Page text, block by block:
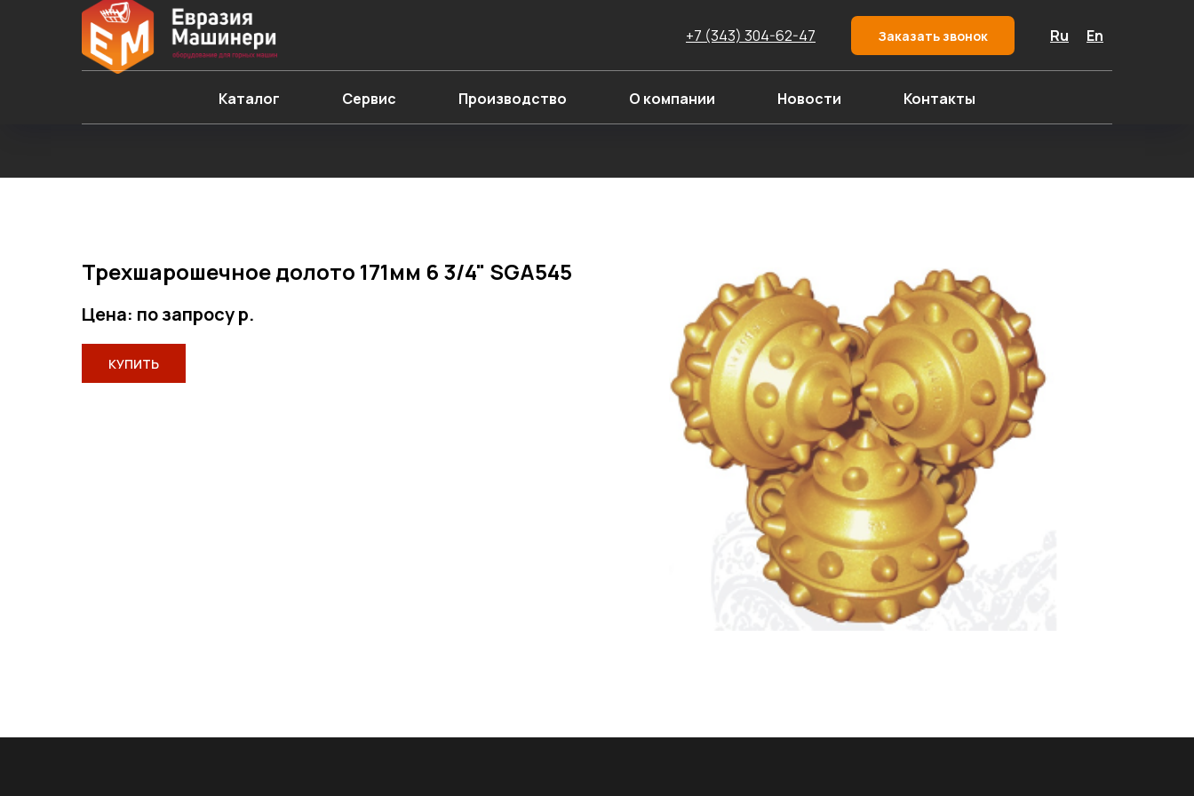
+7 (343) 304-62-47 Заказать звонок Ru En
Каталог Сервис Производство О компании Новости Контакты
Трехшарошечное долото 171мм 6 3/4" SGA545
Цена: по запросур.
КУПИТЬ